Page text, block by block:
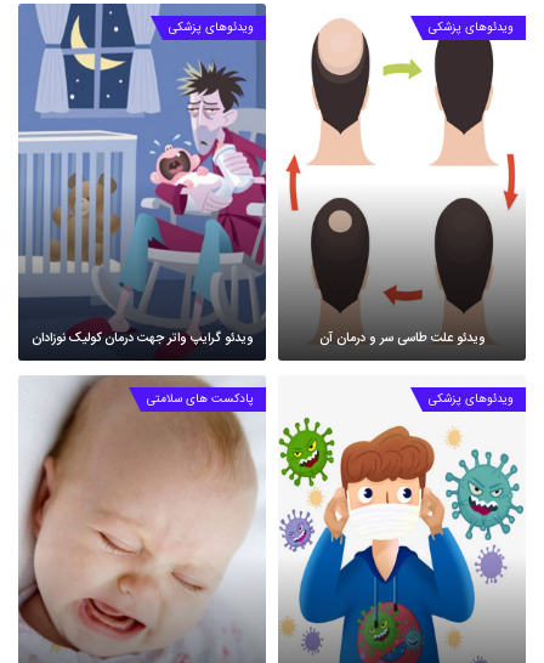
ویدئوهای پزشکی
ویدئو علت طاسی سر و درمان آن
ویدئوهای پزشکی
ویدئو گرایپ واتر جهت درمان کولیک نوزادان
ویدئوهای پزشکی پادکست های سلامتی